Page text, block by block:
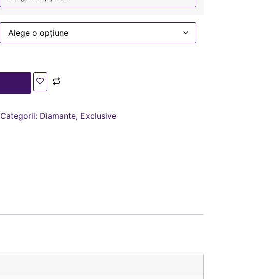
Categorii: Diamante, Exclusive